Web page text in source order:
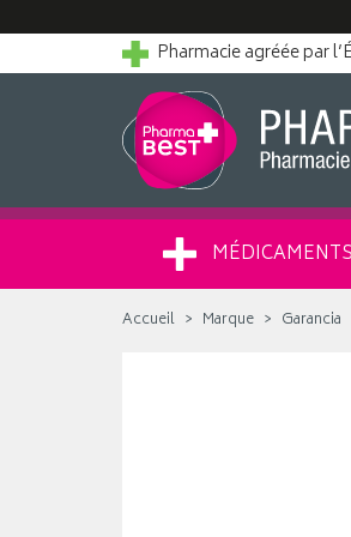
Pharmacie agréée par
MÉDICAMENTS
Accueil Marque Garancia